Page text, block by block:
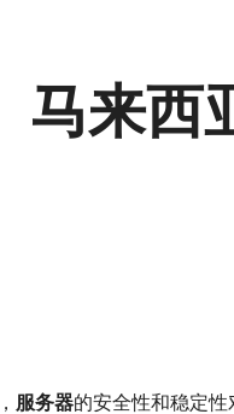
马来西
服务器的安全性和稳定